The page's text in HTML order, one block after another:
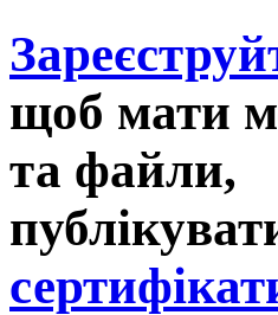
щоб мати
та файли,